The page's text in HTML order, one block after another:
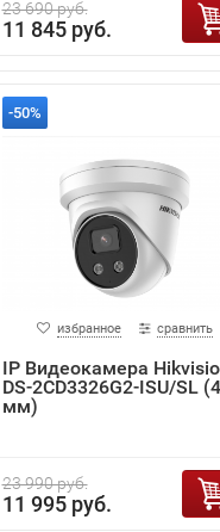
23 690 руб.
11 845 руб.
-50%
избранное сравнить
IP Видеокамера
DS-2CD3326G2-ISU/SL (4
мм)
23 990 руб.
11 995 руб.